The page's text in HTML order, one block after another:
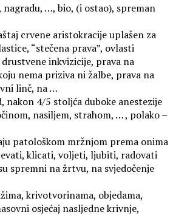
…, bio, (i ostao), spreman
crvene aristokracije uplašen za
“stečena prava”, ovlasti
inkvizicije, prava na
nema priziva ni žalbe, prava na
linč, na …
nakon 4/5 stoljća duboke anestezije
nasiljem, strahom, … , polako –
patološkom mržnjom prema onima
klicati, voljeti, ljubiti, radovati
spremni na žrtvu, na svjedočenje
krivotvorinama, objedama,
osjećaj nasljedne krivnje,